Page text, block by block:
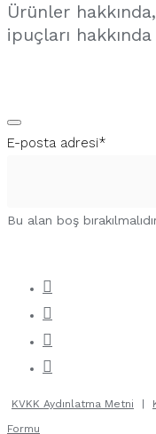
Ürünler
ipuçları
E-posta adresi*
Bu alan boş
KVKK Aydınlatma Metni |
Formu